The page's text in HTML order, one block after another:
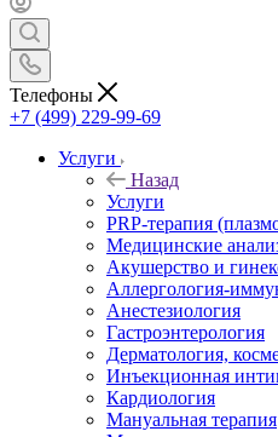
Телефоны
+7 (499) 229-99-69
Услуги
Назад
Услуги
PRP-терапия
Медицинские
Акушерство и
Аллергология-
Анестезиология
Гастроэнтерология
Дерматология,
Инъекционная
Кардиология
Мануальная терапия